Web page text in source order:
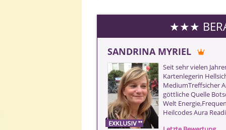
SANDRINA MYRIEL
Seit sehr vielen
Kartenlegerin
MediumTreffsicher
göttliche Quelle
Welt
Heilcodes Aura